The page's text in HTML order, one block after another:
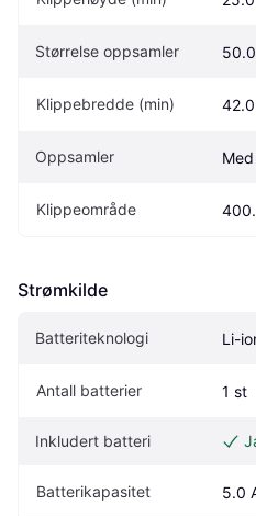
Størrelse oppsamler 50.0
Klippebredde (min)
Oppsamler
Klippeområde
Strømkilde
Batteriteknologi Li-
Antall batterier 1 st
Inkludert batteri
Batterikapasitet 5.0